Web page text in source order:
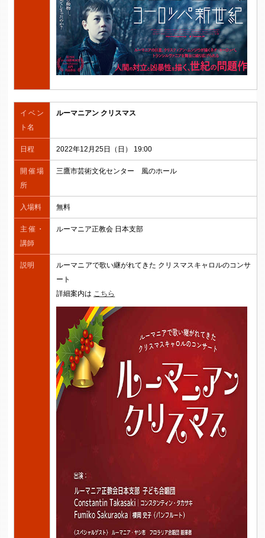
イベン
ト名
ルーマニアン クリスマス
日程 2022年12月25日（日） 19:00
開催場
所
三鷹市芸術文化センター 風のホール
入場料 無料
主催・
講師
ルーマニア正教会 日本支部
説明
ルーマニアで歌い継がれてきた クリスマスキャロルのコンサ
ート
詳細案内は こちら